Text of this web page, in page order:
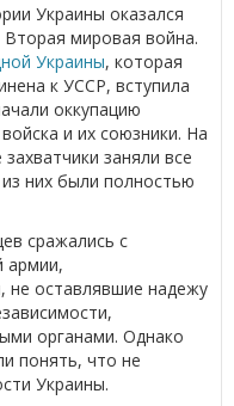
Украины оказался
мировая война.
Украины, которая
к УССР, вступила
оккупацию
и их союзники. На
заняли все
них были полностью
сражались с
армии,
не оставлявшие надежу
органами. Однако
понять, что не
Украины.